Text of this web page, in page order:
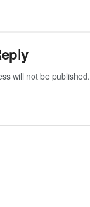
will not be published.